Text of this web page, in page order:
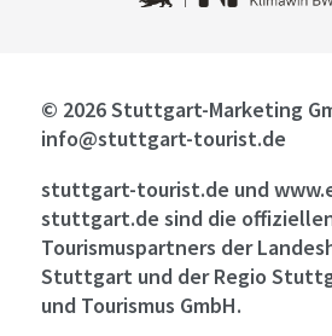
© 2026 Stuttgart-Marketing
info@stuttgart-tourist.de
stuttgart-tourist.de und
stuttgart.de sind die
Tourismuspartners der
Stuttgart und der Regio
und Tourismus GmbH.